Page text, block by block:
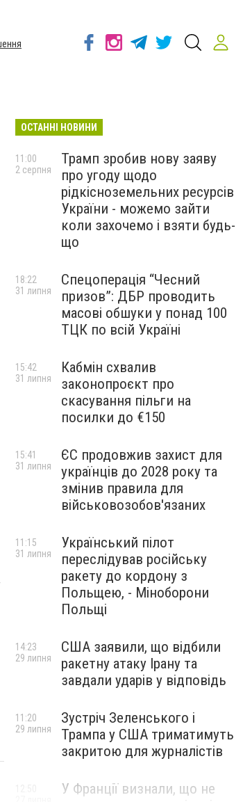
ОСТАННІ НОВИНИ
Трамп зробив нову заяву
про угоду щодо
рідкісноземельних ресурсів
України - можемо зайти
коли захочемо і взяти будь-
що
11:00
2 серпня
Спецоперація “Чесний
призов”: ДБР проводить
масові обшуки у понад 100
ТЦК по всій Україні
18:22
31 липня
Кабмін схвалив
законопроєкт про
скасування пільги на
посилки до €150
15:42
31 липня
ЄС продовжив захист для
українців до 2028 року та
змінив правила для
військовозобов'язаних
15:41
31 липня
Український пілот
переслідував російську
ракету до кордону з
Польщею, - Міноборони
Польщі
11:15
31 липня
США заявили, що відбили
ракетну атаку Ірану та
завдали ударів у відповідь
14:23
29 липня
Зустріч Зеленського і
Трампа у США триматимуть
закритою для журналістів
11:20
29 липня
У Франції визнали, що не